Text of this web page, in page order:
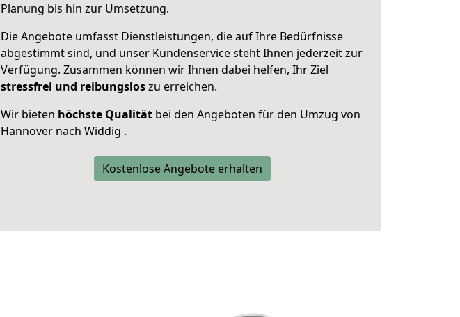
Planung bis hin zur Umsetzung.
Die Angebote umfasst Dienstleistungen, die auf Ihre Bedürfnisse
abgestimmt sind, und unser Kundenservice steht Ihnen jederzeit zur
Verfügung. Zusammen können wir Ihnen dabei helfen, Ihr Ziel
stressfrei und reibungsloszu erreichen.
Wir bieten höchste Qualität bei den Angeboten für den Umzug von
Hannover nach Widdig .
Kostenlose Angebote erhalten